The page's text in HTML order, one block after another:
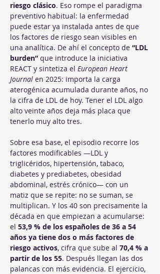
riesgo clásico. Eso rompe el paradigma
preventivo habitual: la enfermedad
puede estar ya instalada antes de que
los factores de riesgo sean visibles en
una analítica. De ahí el concepto de “LDL
burden” que introduce la iniciativa
REACT y sintetiza el European Heart
Journal en 2025: importa la carga
aterogénica acumulada durante años, no
la cifra de LDL de hoy. Tener el LDL algo
alto veinte años deja más placa que
tenerlo muy alto tres.
Sobre esa base, el episodio recorre los
factores modificables —LDL y
triglicéridos, hipertensión, tabaco,
diabetes y prediabetes, obesidad
abdominal, estrés crónico— con un
matiz que se repite: no se suman, se
multiplican. Y los 40 son precisamente la
década en que empiezan a acumularse:
el 53,9 % de los españoles de 36 a 54
años ya tiene dos o más factores de
riesgo activos, cifra que sube al 70,4 % a
partir de los 55. Después llegan las dos
palancas con más evidencia. El ejercicio,